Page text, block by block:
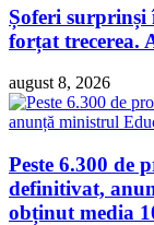
Șoferi surprinși
forțat trecerea.
august 8, 2026
Peste 6.300 de
definitivat,
obținut media